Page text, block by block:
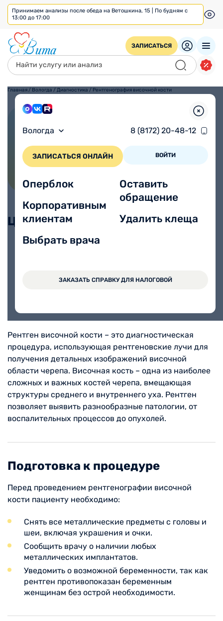
Принимаем анализы после обеда на Ветошкина, 15 | По будням с
13:00 до 17:00
ЗАПИСАТЬСЯ
Вологда 8 (8172) 20-48-12
ЗАПИСАТЬСЯ ОНЛАЙН ВОЙТИ
Оперблок
Корпоративным
клиентам
Выбрать врача
Оставить
обращение
Удалить клеща
ЗАКАЗАТЬ СПРАВКУ ДЛЯ НАЛОГОВОЙ
Главная / Вологда /Диагностика / Рентгенография височной кости
кости
Цены
Рентген височной кости – это диагностическая
процедура, использующая рентгеновские лучи для
получения детальных изображений височной
области черепа. Височная кость – одна из наиболее
сложных и важных костей черепа, вмещающая
структуры среднего и внутреннего уха. Рентген
позволяет выявить разнообразные патологии, от
воспалительных процессов до опухолей.
Подготовка к процедуре
Перед проведением рентгенографии височной
кости пациенту необходимо:
Снять все металлические предметы с головы и
шеи, включая украшения и очки.
Сообщить врачу о наличии любых
металлических имплантатов.
Уведомить о возможной беременности, так как
рентген противопоказан беременным
женщинам без острой необходимости.